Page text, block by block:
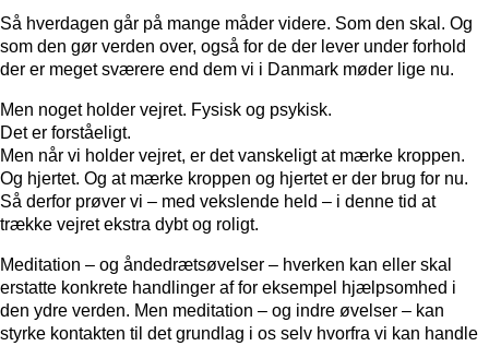
Så hverdagen går på mange måder videre. Som den skal. Og
som den gør verden over, også for de der lever under forhold
der er meget sværere end dem vi i Danmark møder lige nu.
Men noget holder vejret. Fysisk og psykisk.
Det er forståeligt.
Men når vi holder vejret, er det vanskeligt at mærke kroppen.
Og hjertet. Og at mærke kroppen og hjertet er der brug for nu.
Så derfor prøver vi – med vekslende held – i denne tid at
trække vejret ekstra dybt og roligt.
Meditation – og åndedrætsøvelser – hverken kan eller skal
erstatte konkrete handlinger af for eksempel hjælpsomhed i
den ydre verden. Men meditation – og indre øvelser – kan
styrke kontakten til det grundlag i os selv hvorfra vi kan handle